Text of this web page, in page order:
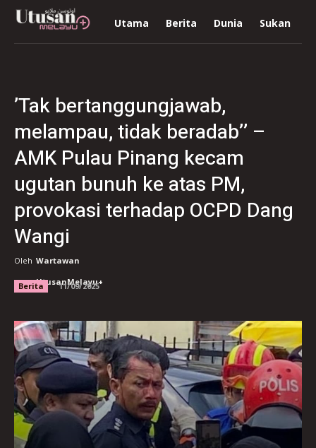
Utama Berita Dunia Sukan
’Tak bertanggungjawab,
melampau, tidak beradab’’ –
AMK Pulau Pinang kecam
ugutan bunuh ke atas PM,
provokasi terhadap OCPD Dang
Wangi
Oleh Wartawan
UtusanMelayu+
Berita 11/09/2025